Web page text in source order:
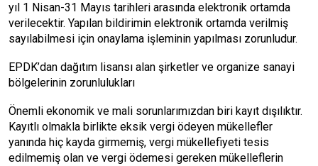
yıl 1 Nisan-31 Mayıs tarihleri arasında elektronik ortamda
verilecektir. Yapılan bildirimin elektronik ortamda verilmiş
sayılabilmesi için onaylama işleminin yapılması zorunludur.
EPDK’dan dağıtım lisansı alan şirketler ve organize sanayi
bölgelerinin zorunlulukları
Önemli ekonomik ve mali sorunlarımızdan biri kayıt dışılıktır.
Kayıtlı olmakla birlikte eksik vergi ödeyen mükellefler
yanında hiç kayda girmemiş, vergi mükellefiyeti tesis
edilmemiş olan ve vergi ödemesi gereken mükelleflerin